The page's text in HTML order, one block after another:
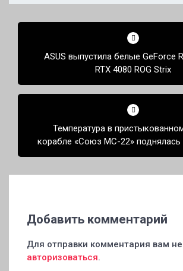
Навигация
записямASUS выпустила белые GeForce
RTX 4080 ROG Strix
Температура в
корабле «Союз МС-22»
Добавить комментарий
Для отправки комментария вам
авторизоваться.